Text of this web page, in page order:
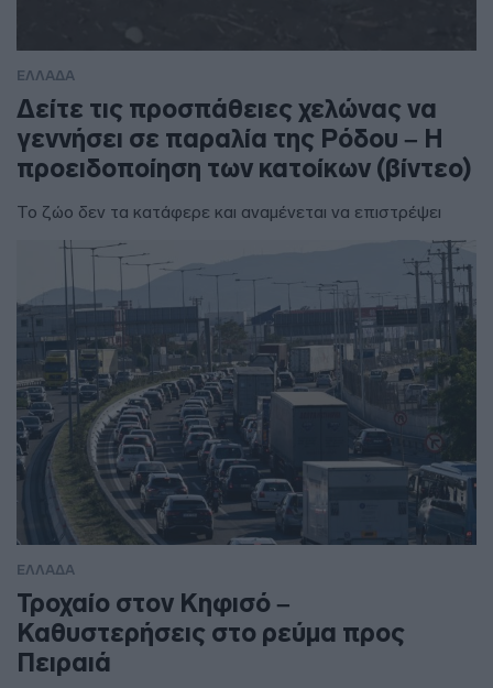
ΕΛΛΑΔΑ
Δείτε τις προσπάθειες χελώνας να
γεννήσει σε παραλία της Ρόδου – Η
προειδοποίηση των κατοίκων (βίντεο)
Το ζώο δεν τα κατάφερε και αναμένεται να επιστρέψει
ΕΛΛΑΔΑ
Τροχαίο στον Κηφισό –
Καθυστερήσεις στο ρεύμα προς
Πειραιά